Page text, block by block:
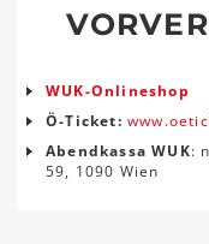
WUK-Onlineshop
Ö-Ticket:
Abendkassa WUK:
59, 1090 Wien